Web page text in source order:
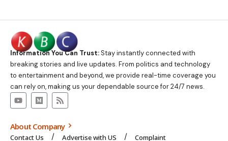
Information You Can Trust:Stay instantly connected with
breaking stories and live updates. From politics and technology
to entertainment and beyond, we provide real-time coverage you
can rely on, making us your dependable source for 24/7 news.
About Company
Contact Us Advertise with US Complaint